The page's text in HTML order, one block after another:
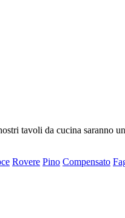
tavoli da cucina saranno
Rovere Pino Compensato